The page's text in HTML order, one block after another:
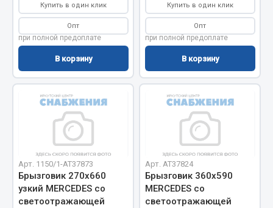
Весь раздел
Запчасти Урал
Двигатель
Мост задний
Система питания
Система выпуска газа
Система охлаждения
Сцепление
Тормозная система
Показать ещё
Купить в один клик
Опт
при полной предоплате
В корзину
Купить в один клик
Опт
при полной предоплате
В корзину
Арт. 1150/1-AT37873
Брызговик 270х660
узкий MERCEDES со
светоотражающей
Арт. AT37824
Брызговик 360х590
MERCEDES со
светоотражающей